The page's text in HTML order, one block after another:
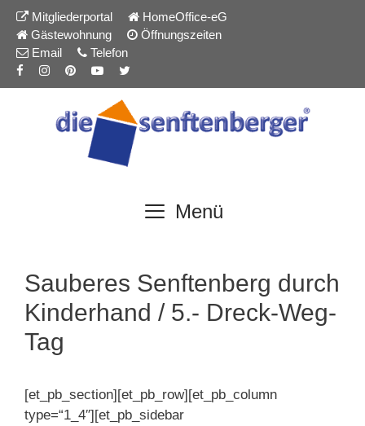
springen
Zum
Inhalt
springen
Mitgliederportal
HomeOffice-eG
Gästewohnung
Öffnungszeiten
Email
Telefon
Menü
Sauberes Senftenberg durch
Kinderhand / 5.- Dreck-Weg-
Tag
[et_pb_section][et_pb_row][et_pb_column
type=“1_4″][et_pb_sidebar